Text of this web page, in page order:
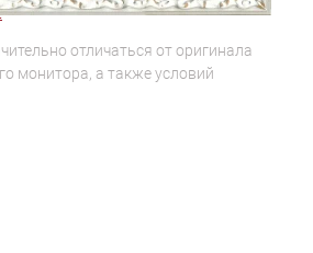
отличаться от оригинала
монитора, а также условий